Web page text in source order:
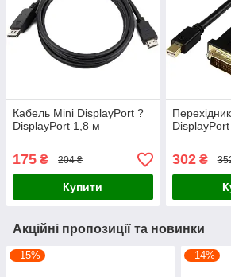
Кабель Mini DisplayPort ?
DisplayPort 1,8 м
175 ₴ 204 ₴
Купити
302₴
Акційні пропозиції та новинки
–15% –14%